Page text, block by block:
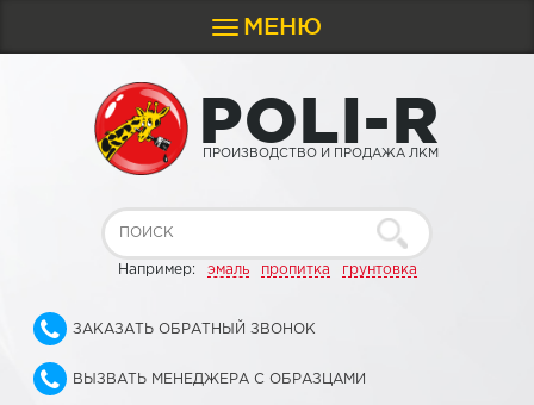
Toggle
navigation
МЕНЮ
POLI-R
ПРОИЗВОДСТВО И ПРОДАЖА ЛКМ
Например: эмаль пропитка грунтовка
ЗАКАЗАТЬ ОБРАТНЫЙ ЗВОНОК
ВЫЗВАТЬ МЕНЕДЖЕРА С ОБРАЗЦАМИ